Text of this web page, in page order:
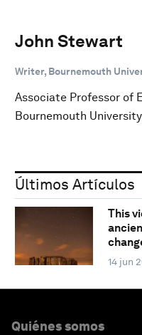
John Stewart
Writer, Bournemouth
Associate Professor of
Bournemouth University
Últimos Artículos
This
14 jun
Quiénes somos